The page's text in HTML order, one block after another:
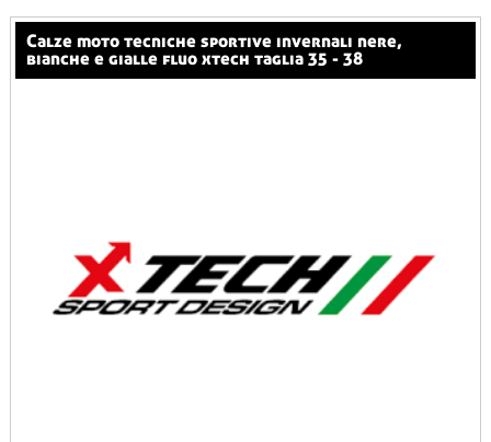
calze moto tecniche sportive invernali nere,
bianche e gialle fluo xtech taglia 35 - 38